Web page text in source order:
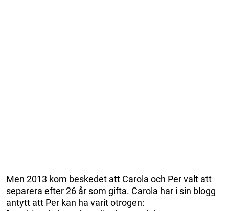
Men 2013 kom beskedet att Carola och Per valt att
separera efter 26 år som gifta. Carola har i sin blogg
antytt att Per kan ha varit otrogen: